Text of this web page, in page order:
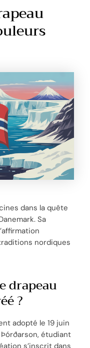
dans la quête
Sa
nordiques
drapeau
?
adopté le 19 juin
Þórðarson, étudiant